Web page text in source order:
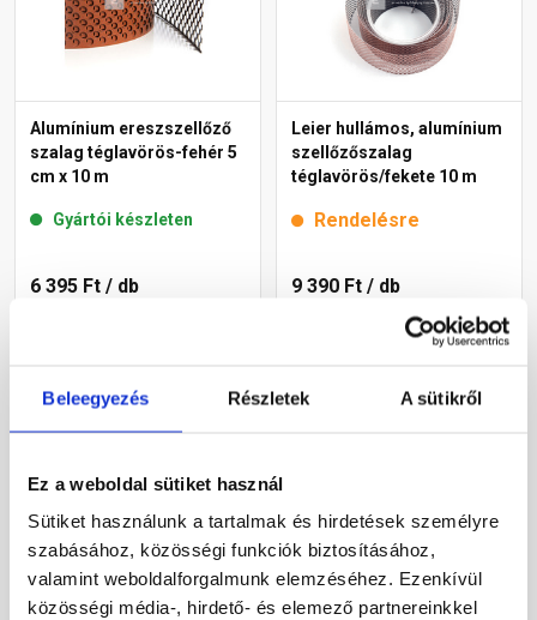
Beleegyezés Részletek A sütikről
Ez a weboldal sütiket használ
Sütiket használunk a tartalmak és hirdetések személyre
szabásához, közösségi funkciók biztosításához,
valamint weboldalforgalmunk elemzéséhez. Ezenkívül
közösségi média-, hirdető- és elemező partnereinkkel
Alumínium ereszszellőző
szalag téglavörös-fehér 5
cm x 10 m
Gyártói készleten
6 395 Ft / db
Leier hullámos, alumínium
szellőzőszalag
téglavörös/fekete 10 m
Rendelésre
9 390 Ft / db